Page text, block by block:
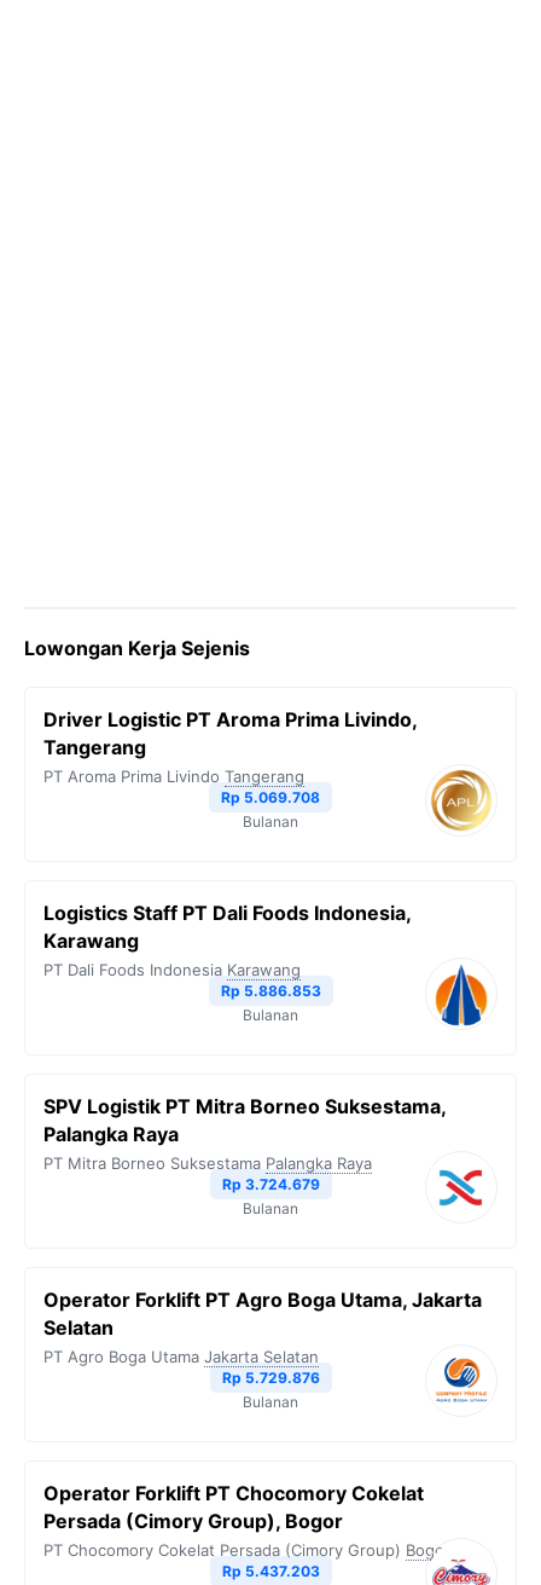
Lowongan Kerja Sejenis
Driver Logistic PT Aroma Prima Livindo,
Tangerang
PT Aroma Prima Livindo Tangerang
Rp 5.069.708
Bulanan
Logistics Staff PT Dali Foods Indonesia,
Karawang
PT Dali Foods Indonesia Karawang
Rp 5.886.853
Bulanan
SPV Logistik PT Mitra Borneo Suksestama,
Palangka Raya
PT Mitra Borneo Suksestama Palangka Raya
Rp 3.724.679
Bulanan
Operator Forklift PT Agro Boga Utama, Jakarta
Selatan
PT Agro Boga Utama Jakarta Selatan
Rp 5.729.876
Bulanan
Operator Forklift PT Chocomory Cokelat
Persada (Cimory Group), Bogor
PT Chocomory Cokelat Persada (Cimory Group) Bogor
Rp 5.437.203